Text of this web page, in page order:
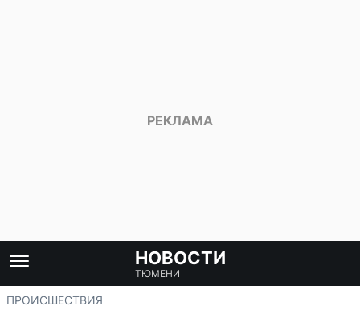
НОВОСТИ
ТЮМЕНИ
ПРОИСШЕСТВИЯ